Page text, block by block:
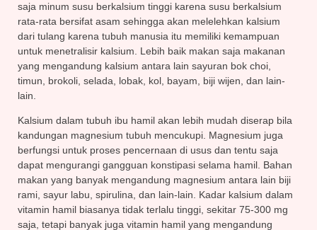
saja minum susu berkalsium tinggi karena susu berkalsium
rata-rata bersifat asam sehingga akan melelehkan kalsium
dari tulang karena tubuh manusia itu memiliki kemampuan
untuk menetralisir kalsium. Lebih baik makan saja makanan
yang mengandung kalsium antara lain sayuran bok choi,
timun, brokoli, selada, lobak, kol, bayam, biji wijen, dan lain-
lain.
Kalsium dalam tubuh ibu hamil akan lebih mudah diserap bila
kandungan magnesium tubuh mencukupi. Magnesium juga
berfungsi untuk proses pencernaan di usus dan tentu saja
dapat mengurangi gangguan konstipasi selama hamil. Bahan
makan yang banyak mengandung magnesium antara lain biji
rami, sayur labu, spirulina, dan lain-lain. Kadar kalsium dalam
vitamin hamil biasanya tidak terlalu tinggi, sekitar 75-300 mg
saja, tetapi banyak juga vitamin hamil yang mengandung